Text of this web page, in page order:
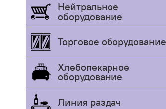
Нейтральное
оборудование
Торговое оборудование
Хлебопекарное
оборудование
Линия раздач